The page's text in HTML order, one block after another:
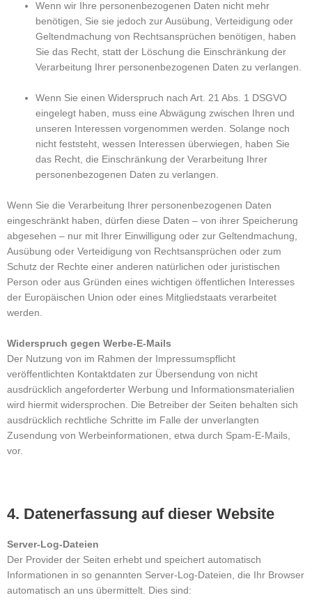
Wenn wir Ihre personenbezogenen Daten nicht mehr
benötigen, Sie sie jedoch zur Ausübung, Verteidigung oder
Geltendmachung von Rechtsansprüchen benötigen, haben
Sie das Recht, statt der Löschung die Einschränkung der
Verarbeitung Ihrer personenbezogenen Daten zu verlangen.
Wenn Sie einen Widerspruch nach Art. 21 Abs. 1 DSGVO
eingelegt haben, muss eine Abwägung zwischen Ihren und
unseren Interessen vorgenommen werden. Solange noch
nicht feststeht, wessen Interessen überwiegen, haben Sie
das Recht, die Einschränkung der Verarbeitung Ihrer
personenbezogenen Daten zu verlangen.
Wenn Sie die Verarbeitung Ihrer personenbezogenen Daten
eingeschränkt haben, dürfen diese Daten – von ihrer Speicherung
abgesehen – nur mit Ihrer Einwilligung oder zur Geltendmachung,
Ausübung oder Verteidigung von Rechtsansprüchen oder zum
Schutz der Rechte einer anderen natürlichen oder juristischen
Person oder aus Gründen eines wichtigen öffentlichen Interesses
der Europäischen Union oder eines Mitgliedstaats verarbeitet
werden.
Widerspruch gegen Werbe-E-Mails
Der Nutzung von im Rahmen der Impressumspflicht
veröffentlichten Kontaktdaten zur Übersendung von nicht
ausdrücklich angeforderter Werbung und Informationsmaterialien
wird hiermit widersprochen. Die Betreiber der Seiten behalten sich
ausdrücklich rechtliche Schritte im Falle der unverlangten
Zusendung von Werbeinformationen, etwa durch Spam-E-Mails,
vor.
4. Datenerfassung auf dieser Website
Server-Log-Dateien
Der Provider der Seiten erhebt und speichert automatisch
Informationen in so genannten Server-Log-Dateien, die Ihr Browser
automatisch an uns übermittelt. Dies sind: